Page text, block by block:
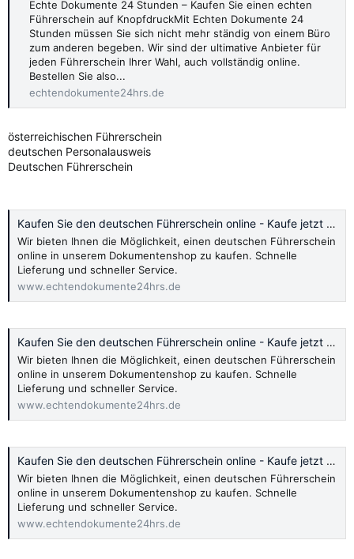
Echte Dokumente 24 Stunden – Kaufen Sie einen echten
Führerschein auf KnopfdruckMit Echten Dokumente 24
Stunden müssen Sie sich nicht mehr ständig von einem Büro
zum anderen begeben. Wir sind der ultimative Anbieter für
jeden Führerschein Ihrer Wahl, auch vollständig online.
Bestellen Sie also...
echtendokumente24hrs.de
österreichischen Führerschein
deutschen Personalausweis
Deutschen Führerschein
Kaufen Sie den deutschen Führerschein online - Kaufe jetzt 2024
Wir bieten Ihnen die Möglichkeit, einen deutschen Führerschein
online in unserem Dokumentenshop zu kaufen. Schnelle
Lieferung und schneller Service.
www.echtendokumente24hrs.de
Kaufen Sie den deutschen Führerschein online - Kaufe jetzt 2024
Wir bieten Ihnen die Möglichkeit, einen deutschen Führerschein
online in unserem Dokumentenshop zu kaufen. Schnelle
Lieferung und schneller Service.
www.echtendokumente24hrs.de
Kaufen Sie den deutschen Führerschein online - Kaufe jetzt 2024
Wir bieten Ihnen die Möglichkeit, einen deutschen Führerschein
online in unserem Dokumentenshop zu kaufen. Schnelle
Lieferung und schneller Service.
www.echtendokumente24hrs.de